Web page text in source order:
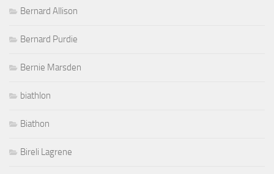
Bernard Allison
Bernard Purdie
Bernie Marsden
biathlon
Biathon
Bireli Lagrene